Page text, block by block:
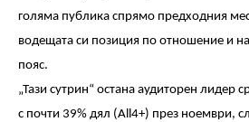
голяма публика спрямо предходния
водещата си позиция по отношение и
пояс.
„Тази сутрин“ остана аудиторен лидер
с почти 39% дял (All4+) през ноември,